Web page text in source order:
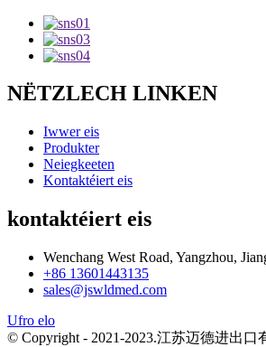
NËTZLECH LINKEN
Iwwer eis
Produkter
Neiegkeeten
Kontaktéiert eis
kontaktéiert eis
Wenchang West Road, Yangzhou,
+86 13601443135
sales@jswldmed.com
Ufro elo
© Copyright - 2021-2023.江苏迈德进出口